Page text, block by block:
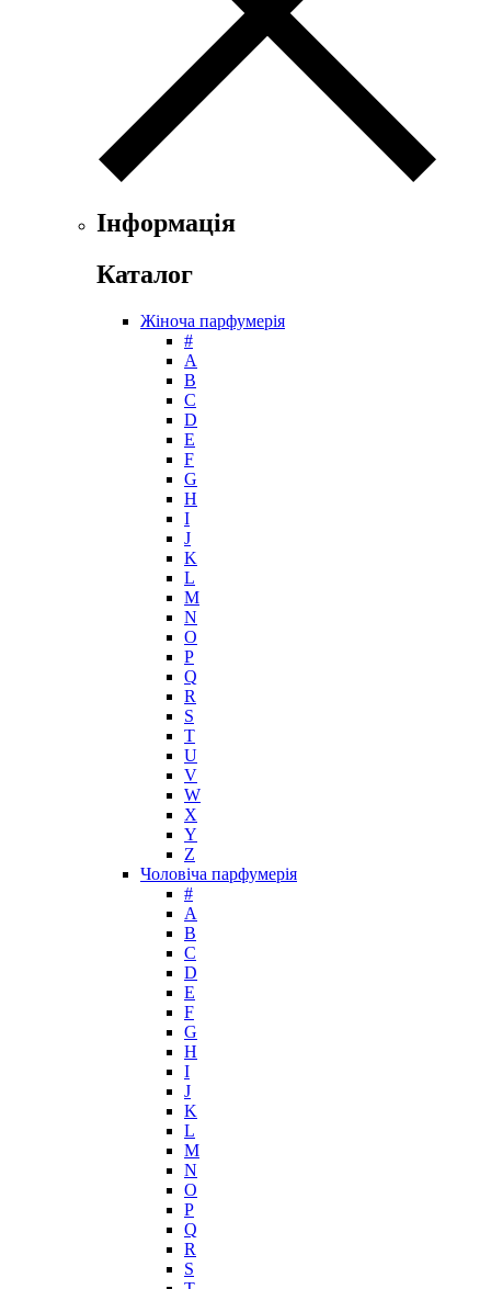
Інформація
Каталог
Жіноча парфумерія
#
А
B
C
D
E
F
G
H
I
J
K
L
M
N
O
P
Q
R
S
T
U
V
W
X
Y
Z
Чоловіча парфумерія
#
A
B
C
D
E
F
G
H
I
J
K
L
M
N
O
P
Q
R
S